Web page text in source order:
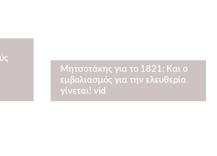
Μητσοτάκης για το 1821: Και ο
εμβολιασμός για την ελευθερία
γίνεται! vid